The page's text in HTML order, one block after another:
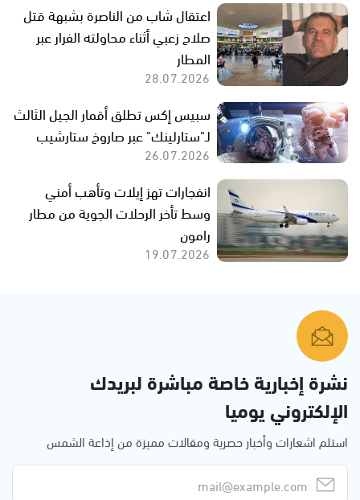
اعتقال شاب من الناصرة بشبهة قتل
صلاح زعبي أثناء محاولته الفرار عبر
المطار
28.07.2026
سبيس إكس تطلق أقمار الجيل الثالث
لـ"ستارلينك" عبر صاروخ ستارشيب
26.07.2026
انفجارات تهز إيلات وتأهب أمني
وسط تأخر الرحلات الجوية من مطار
رامون
19.07.2026
نشرة إخبارية خاصة مباشرة لبريدك
الإلكتروني يوميا
استلم اشعارات وأخبار حصرية ومقالات مميزة من إذاعة الشمس